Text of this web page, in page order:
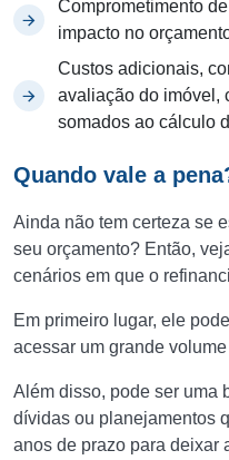
Comprometimento
impacto no
Custos adicionais,
avaliação do imóvel,
somados ao cálculo
Quando vale a
Ainda não tem certeza se
seu orçamento? Então,
cenários em que o
Em primeiro lugar, ele
acessar um grande
Além disso, pode ser uma
dívidas ou planejamentos
anos de prazo para deixar